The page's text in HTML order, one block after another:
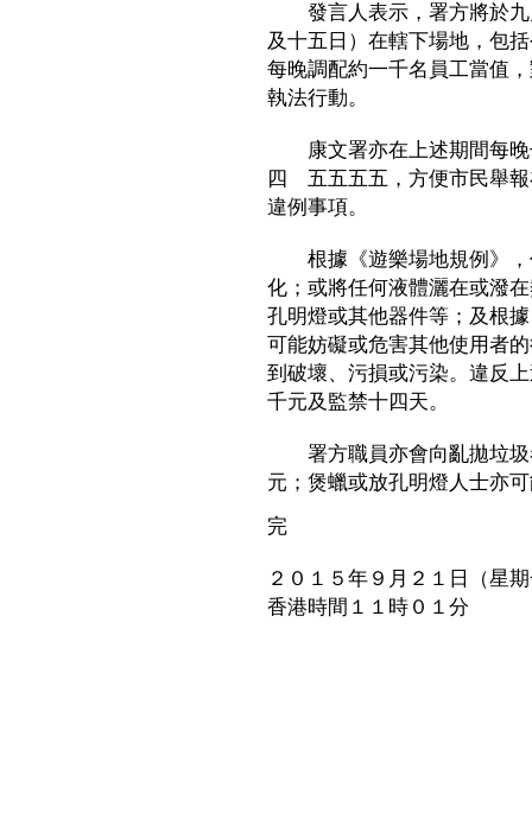
發言人表示，署方將於九
及十五日）在轄下場地，包
每晚調配約一千名員工當值
執法行動。
康文署亦在上述期間每晚
四 五五五五，方便市民舉
違例事項。
根據《遊樂場地規例》，
化；或將任何液體灑在或潑
孔明燈或其他器件等；及根
可能妨礙或危害其他使用者
到破壞、污損或污染。違反
千元及監禁十四天。
署方職員亦會向亂拋垃圾
元；煲蠟或放孔明燈人士亦
完
２０１５年９月２１日（星
香港時間１１時０１分